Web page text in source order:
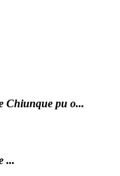
Chiunque pu o...
...